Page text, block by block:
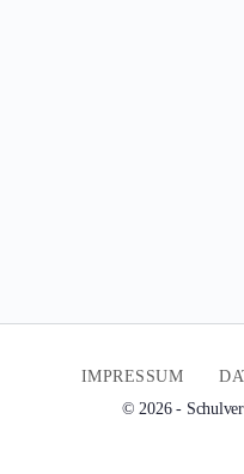
IMPRESSUM
© 2026 -